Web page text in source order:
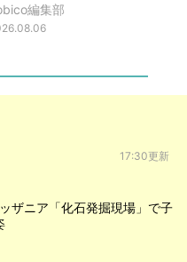
編集部
17:30更新
ザニア「化石発掘現場」で子